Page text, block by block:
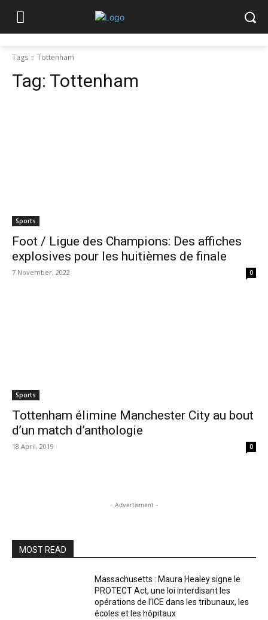
Tags Tottenham
Tag: Tottenham
Sports
Foot / Ligue des Champions: Des affiches
explosives pour les huitièmes de finale
7 November, 2022 0
Sports
Tottenham élimine Manchester City au bout
d’un match d’anthologie
18 April, 2019 0
- Advertisment -
MOST READ
Massachusetts : Maura Healey signe le
PROTECT Act, une loi interdisant les
opérations de l’ICE dans les tribunaux, les
écoles et les hôpitaux